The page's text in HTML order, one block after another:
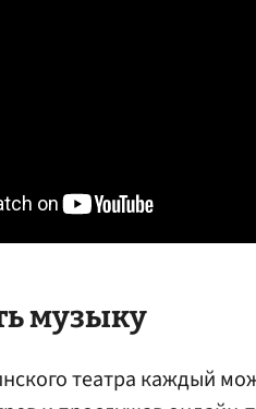
музыку
театра каждый